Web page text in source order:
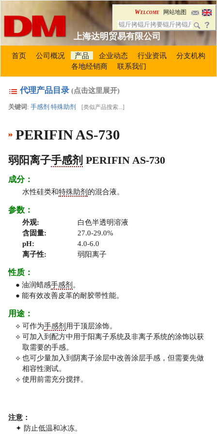
上海达明贸易有限公司
Welcome 网站地图
首页 公司概况 产品 企业动态 行业资讯
分支机构
各地经销商
联系我们
代理产品目录 (点击这里展开)
关键词 :手感剂 特殊助剂 [类似产品搜索...]
PERIFIN AS-730
弱阳离子手感剂 PERIFIN AS-730
成分：
水性硅类和特殊助剂 的混合液。
参数：
外观:
白色半透明溶液
含固量:
27.0-29.0%
pH:
4.0-6.0
离子性:
弱阳离子
性质：
● 油润蜡感手感剂 。
● 能有效改善皮革的耐胶带性能。
用途：
⟡ 可作为手感剂 用于顶层涂饰。
⟡ 可加入到配方中用于阳离子系统及非离子系统的涂饰以获
取需要的手感。
⟡ 也可少量加入到阴离子涂层中改善涂层手感，但需要先做
相容性测试。
⟡ 使用前需充分搅拌。
注意：
✦ 防止低温和冰冻。